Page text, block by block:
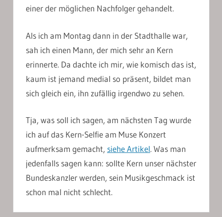
einer der möglichen Nachfolger gehandelt.
Als ich am Montag dann in der Stadthalle war,
sah ich einen Mann, der mich sehr an Kern
erinnerte. Da dachte ich mir, wie komisch das ist,
kaum ist jemand medial so präsent, bildet man
sich gleich ein, ihn zufällig irgendwo zu sehen.
Tja, was soll ich sagen, am nächsten Tag wurde
ich auf das Kern-Selfie am Muse Konzert
aufmerksam gemacht, siehe Artikel. Was man
jedenfalls sagen kann: sollte Kern unser nächster
Bundeskanzler werden, sein Musikgeschmack ist
schon mal nicht schlecht.